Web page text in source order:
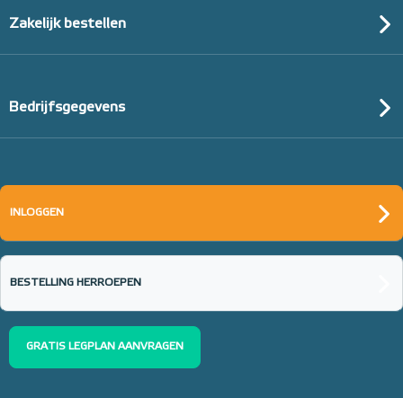
Zakelijk bestellen
Bedrijfsgegevens
INLOGGEN
BESTELLING HERROEPEN
GRATIS LEGPLAN AANVRAGEN